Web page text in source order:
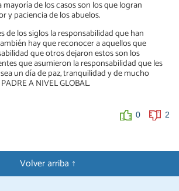
de los casos son los que logran
y paciencia de los abuelos.
de los siglos la responsabilidad que han
hay que reconocer a aquellos que
que otros dejaron estos son los
que asumieron la responsabilidad que les
un día de paz, tranquilidad y de mucho
A NIVEL GLOBAL.
0 2
Volver arriba ↑